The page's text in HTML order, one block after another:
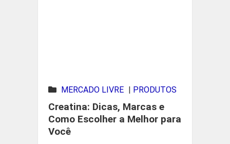
MERCADO LIVRE | PRODUTOS
EM DESTAQUE
Creatina: Dicas, Marcas e
Como Escolher a Melhor para
Você